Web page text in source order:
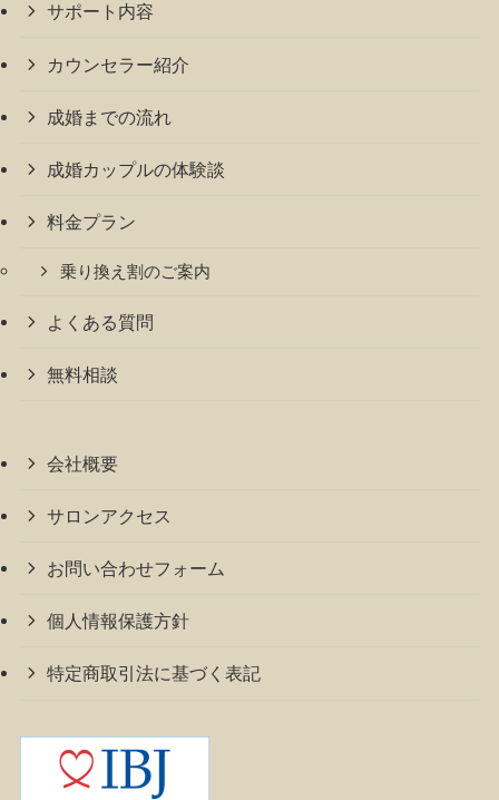
サポート内容
カウンセラー紹介
成婚までの流れ
成婚カップルの体験談
料金プラン
乗り換え割のご案内
よくある質問
無料相談
会社概要
サロンアクセス
お問い合わせフォーム
個人情報保護方針
特定商取引法に基づく表記